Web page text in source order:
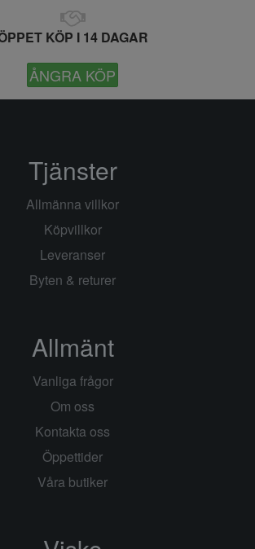
KÖP I 14 DAGAR
ÅNGRA KÖP
Tjänster
Allmänna villkor
Köpvillkor
Leveranser
Byten & returer
Allmänt
Vanliga frågor
Om oss
Kontakta oss
Öppettider
Våra butiker